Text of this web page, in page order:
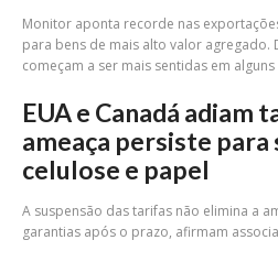
Monitor aponta recorde nas
para bens de mais alto valor agregado.
começam a ser mais sentidas em
EUA e Canadá adiam
ameaça persiste para
celulose e papel
A suspensão das tarifas não elimina a
garantias após o prazo, afirmam